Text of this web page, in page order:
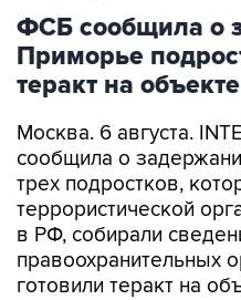
ФСБ сообщила о
Приморье
теракт на
Москва. 6 августа.
сообщила о
трех подростков,
террористической
в РФ, собирали
правоохранительных
готовили теракт на